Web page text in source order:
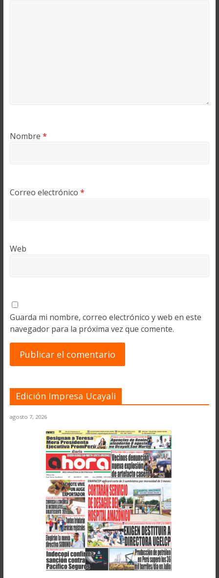
Nombre *
Correo electrónico *
Web
Guarda mi nombre, correo electrónico y web en este
navegador para la próxima vez que comente.
Edición Impresa Ucayali
agosto 7, 2026